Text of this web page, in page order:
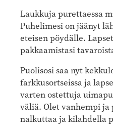
Laukkuja purettaessa
Puhelimesi on jäänyt
eteisen pöydälle.
pakkaamistasi
Puolisosi saa nyt
farkkusortseissa ja
varten ostettuja
väliä. Olet vanhempi ja
nalkuttaa ja kilahdella